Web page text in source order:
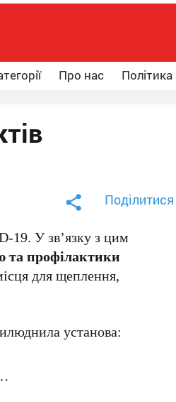
Про нас Політика
Поділитися
19. У зв’язку з цим
профілактики
для щеплення,
установа: